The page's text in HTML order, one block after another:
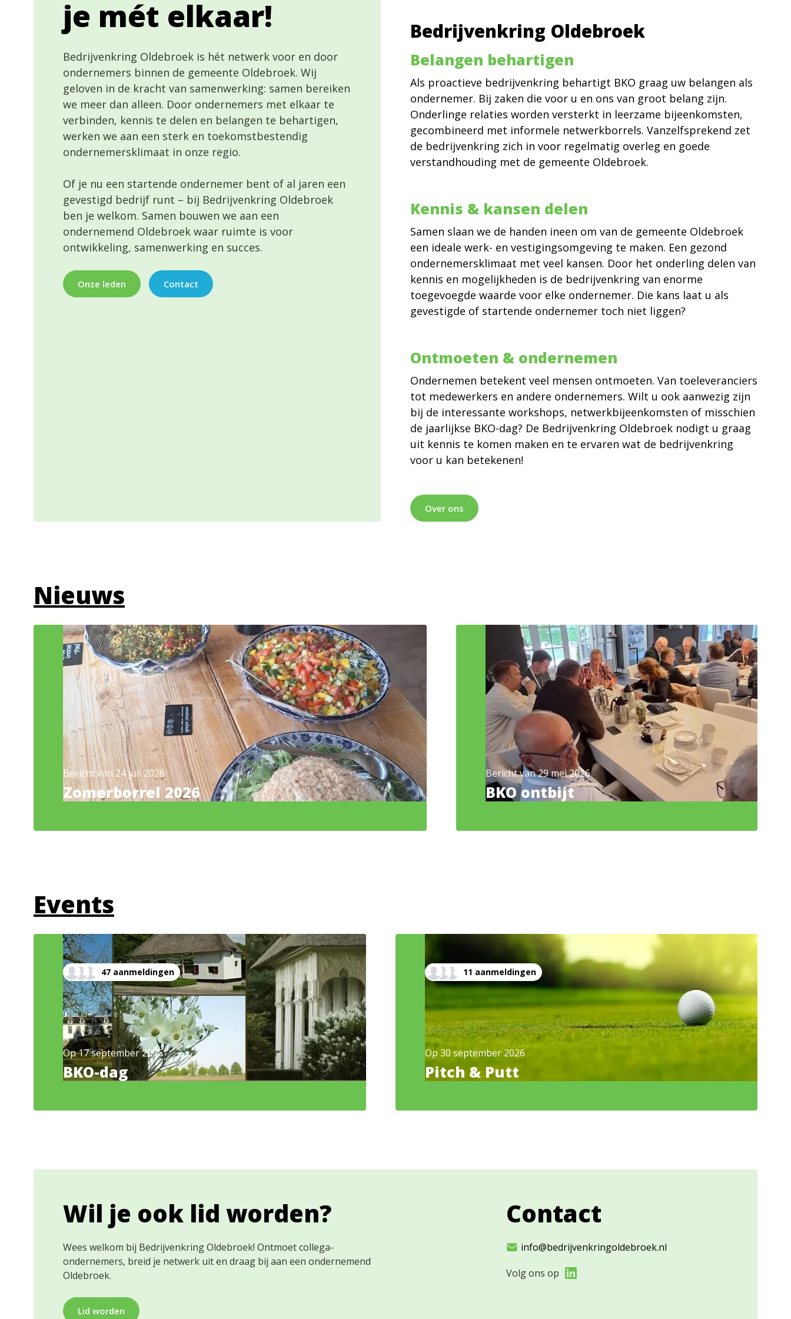
je mét elkaar!
Bedrijvenkring Oldebroek is hét netwerk voor en door
ondernemers binnen de gemeente Oldebroek. Wij
geloven in de kracht van samenwerking: samen bereiken
we meer dan alleen. Door ondernemers met elkaar te
verbinden, kennis te delen en belangen te behartigen,
werken we aan een sterk en toekomstbestendig
ondernemersklimaat in onze regio.
Of je nu een startende ondernemer bent of al jaren een
gevestigd bedrijf runt – bij Bedrijvenkring Oldebroek
ben je welkom. Samen bouwen we aan een
ondernemend Oldebroek waar ruimte is voor
ontwikkeling, samenwerking en succes.
Onze leden Contact
Bedrijvenkring Oldebroek
Belangen behartigen
Als proactieve bedrijvenkring behartigt BKO graag uw belangen als
ondernemer. Bij zaken die voor u en ons van groot belang zijn.
Onderlinge relaties worden versterkt in leerzame bijeenkomsten,
gecombineerd met informele netwerkborrels. Vanzelfsprekend zet
de bedrijvenkring zich in voor regelmatig overleg en goede
verstandhouding met de gemeente Oldebroek.
Kennis & kansen delen
Samen slaan we de handen ineen om van de gemeente Oldebroek
een ideale werk- en vestigingsomgeving te maken. Een gezond
ondernemersklimaat met veel kansen. Door het onderling delen van
kennis en mogelijkheden is de bedrijvenkring van enorme
toegevoegde waarde voor elke ondernemer. Die kans laat u als
gevestigde of startende ondernemer toch niet liggen?
Ontmoeten & ondernemen
Ondernemen betekent veel mensen ontmoeten. Van toeleveranciers
tot medewerkers en andere ondernemers. Wilt u ook aanwezig zijn
bij de interessante workshops, netwerkbijeenkomsten of misschien
de jaarlijkse BKO-dag? De Bedrijvenkring Oldebroek nodigt u graag
uit kennis te komen maken en te ervaren wat de bedrijvenkring
voor u kan betekenen!
Over ons
Nieuws
Bericht van 24 juli 2026
Zomerborrel 2026
Bericht van 29 mei 2026
BKO ontbijt
Events
47 aanmeldingen
Op17 september 2026
BKO-dag
11 aanmeldingen
Op 30 september 2026
Pitch & Putt
Wil je ook lid worden?
Wees welkom bij Bedrijvenkring Oldebroek! Ontmoet collega-
ondernemers, breid je netwerk uit en draag bij aan een ondernemend
Oldebroek.
Lid worden
Contact
info@bedrijvenkringoldebroek.nl
Volg ons op